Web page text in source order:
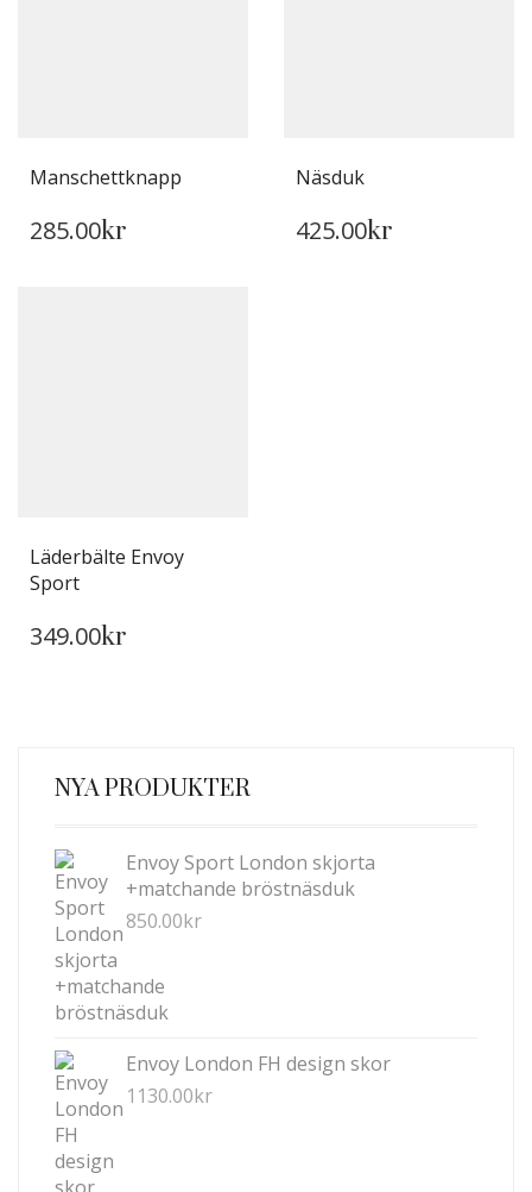
Manschettknapp
285.00kr
Näsduk
425.00kr
Läderbälte Envoy
Sport
HÄR
OLIKA
KAN
VÄLJAS
PRODUKTSIDAN
349.00kr
NYA PRODUKTER
Envoy Sport London skjorta
+matchande bröstnäsduk
850.00kr
Envoy London FH design skor
1130.00kr